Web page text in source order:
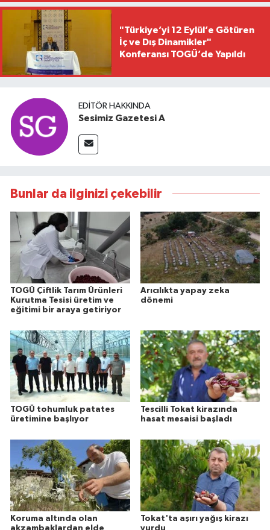
"Türkiye’yi 12 Eylül’e Götüren
İç ve Dış Dinamikler"
Konferansı TOGÜ’de Yapıldı
EDITÖR HAKKINDA
Sesimiz Gazetesi A
Bunlar da ilginizi çekebilir
TOGÜ Çiftlik Tarım Ürünleri
Kurutma Tesisi üretim ve
eğitimi bir araya getiriyor
Arıcılıkta yapay zeka
dönemi
TOGÜ tohumluk patates
üretimine başlıyor
Tescilli Tokat kirazında
hasat mesaisi başladı
Koruma altında olan
akzambaklardan elde
Tokat'ta aşırı yağış kirazı
vurdu